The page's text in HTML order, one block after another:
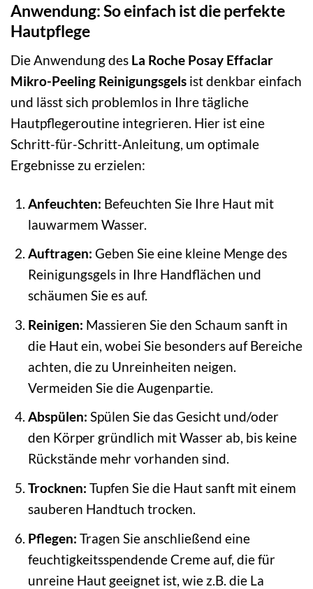
Anwendung: So einfach ist die perfekte
Hautpflege
Die Anwendung des La Roche Posay Effaclar
Mikro-Peeling Reinigungsgels ist denkbar einfach
und lässt sich problemlos in Ihre tägliche
Hautpflegeroutine integrieren. Hier ist eine
Schritt-für-Schritt-Anleitung, um optimale
Ergebnisse zu erzielen:
Anfeuchten: Befeuchten Sie Ihre Haut mit
lauwarmem Wasser.
Auftragen: Geben Sie eine kleine Menge des
Reinigungsgels in Ihre Handflächen und
schäumen Sie es auf.
Reinigen: Massieren Sie den Schaum sanft in
die Haut ein, wobei Sie besonders auf Bereiche
achten, die zu Unreinheiten neigen.
Vermeiden Sie die Augenpartie.
Abspülen: Spülen Sie das Gesicht und/oder
den Körper gründlich mit Wasser ab, bis keine
Rückstände mehr vorhanden sind.
Trocknen: Tupfen Sie die Haut sanft mit einem
sauberen Handtuch trocken.
Pflegen: Tragen Sie anschließend eine
feuchtigkeitsspendende Creme auf, die für
unreine Haut geeignet ist, wie z.B. die La